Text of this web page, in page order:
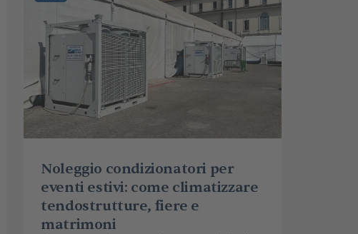
Noleggio condizionatori per
eventi estivi: come climatizzare
tendostrutture, fiere e
matrimoni